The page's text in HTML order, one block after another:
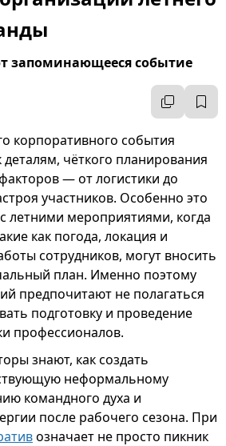
запоминающееся событие
корпоративного события
чёткого планирования
— от логистики до
участников. Особенно это
летними мероприятиями, когда
как погода, локация и
сотрудников, могут вносить
план. Именно поэтому
предпочитают не полагаться
подготовку и проведение
профессионалов.
знают, как создать
неформальному
командного духа и
после рабочего сезона. При
означает не просто пикник